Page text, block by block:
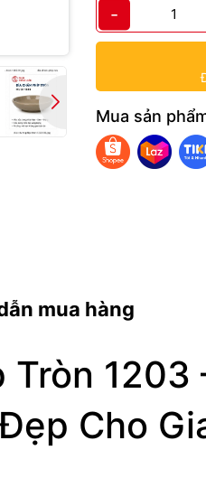
-
Mua sản
mua hàng
1203
Cho